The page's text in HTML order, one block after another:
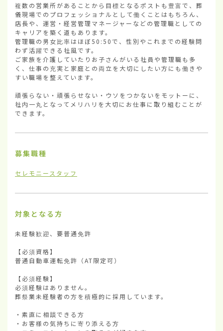
複数の営業所があることから目標となるポストも豊富で、葬
儀現場でのプロフェッショナルとして働くことはもちろん、
店長や、運営・経営管理マネージャーなどの管理職としての
キャリアを築く道もあります。
管理職の男女比率はほぼ50:50で、性別やこれまでの経験問
わず活躍できる社風です。
ご家族を介護していたりお子さんがいる社員や管理職も多
く、仕事の充実と家庭との両立を大切にしたい方にも働きや
すい職場を整えています。
頑張らない・頑張らせない・ウソをつかないをモットーに、
社内一丸となってメリハリを大切にお仕事に取り組むことが
できます。
募集職種
セレモニースタッフ
対象となる方
未経験歓迎、要普通免許
【必須資格】
普通自動車運転免許（AT限定可）
【必須経験】
必須経験はありません。
葬祭業未経験者の方を積極的に採用しています。
・素直に相談できる方
・お客様の気持ちに寄り添える方